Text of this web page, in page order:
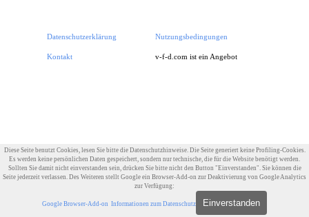
Datenschutzerklärung Nutzungsbedingungen
Kontakt v-f-d.com ist ein Angebot von
Diese Seite benutzt Cookies, lesen Sie bitte die Datenschutzhinweise. Die Seite generiert keine Profiling-Cookies.
Es werden keine persönlichen Daten gespeichert, sondern nur technische, die für die Website benötigt werden.
Sollten Sie damit nicht einverstanden sein, drücken Sie bitte nicht den Button "Einverstanden". Sie können die
Seite jederzeit verlassen. Des Weiteren stellt Google ein Browser-Add-on zur Deaktivierung von Google Analytics
zur Verfügung:
Google Browser-Add-on Informationen zum Datenschutz Einverstanden